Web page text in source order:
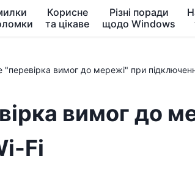
Корисне
та цікаве
Різні поради
щодо Windows
"перевірка вимог до мережі" при
вимог до
Fi